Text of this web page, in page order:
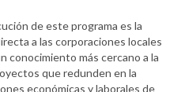
de este programa es la
a las corporaciones locales
conocimiento más cercano a la
que redunden en la
económicas y laborales de